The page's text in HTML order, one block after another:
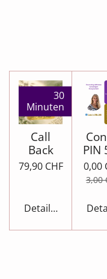
30
Minuten
Call
Back
79,90 CHF
Details anzeigen
PIN
0,00
3,00